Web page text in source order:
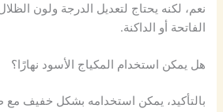
نعم، لكنه يحتاج لتعديل الدرجة ولون
الفاتحة أو الداكنة.
هل يمكن استخدام المكياج الأسود نهارًا؟
بالتأكيد، يمكن استخدامه بشكل خفيف مع